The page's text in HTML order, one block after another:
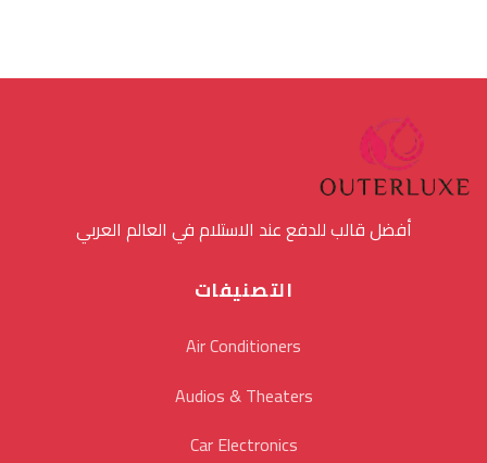
أفضل قالب للدفع عند الاستلام في العالم العربي
التصنيفات
Air Conditioners
Audios & Theaters
Car Electronics